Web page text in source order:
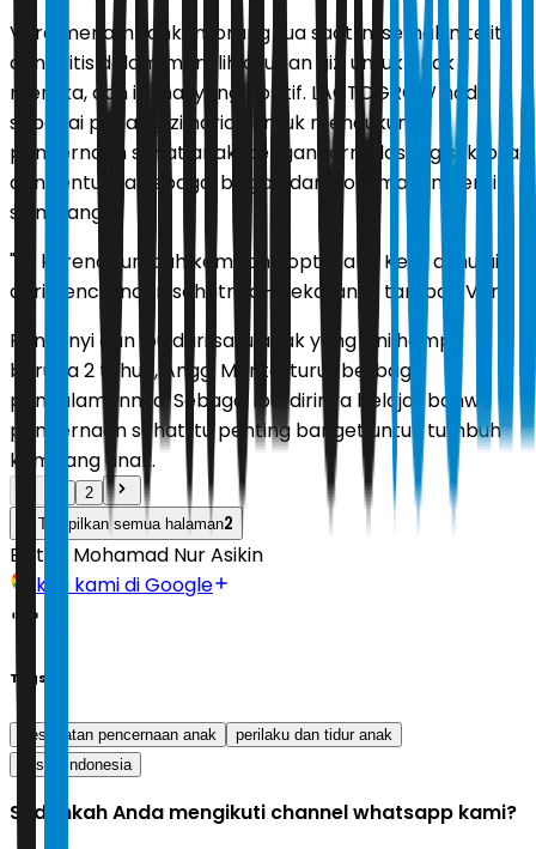
Vera menambahkan, orang tua saat ini semakin teliti
dan kritis dalam memilih asupan gizi untuk anak
mereka, dan itu hal yang positif. LACTOGROW hadir
sebagai pilihan gizi harian untuk mendukung
pencernaan sehat anak, dengan formulasi Og sukrosa
dan tentunya sebagai bagian dari pola makan bergizi
seimbang.
"Ini karena tumbuh kembang optimal Si Kecil dimulai
dari pencernaan sehatnya - sekarang," tambah Vera.
Penyanyi dan ibu dari satu anak yang kini hampir
berusia 2 tahun, Anggi Marito, turut berbagi
pengalamannya. Sebagai ibu, dirinya belajar bahwa
pencernaan sehat itu penting banget untuk tumbuh
kembang anak.
2
Tampilkan semua halaman2
Editor: Mohamad Nur Asikin
Ikuti kami di Google
Tags
Kesehatan pencernaan anak
perilaku dan tidur anak
nestlé indonesia
Sudahkah Anda mengikuti channel whatsapp kami?